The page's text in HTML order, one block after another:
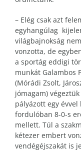
– Elég csak azt
egyhangúlag
világbajnokság
vonzotta, de
a sportág eddigi
munkát Galambos
(Mórádi Zsolt,
jómagam)
pályázott egy
fordulóban 8-0-s
mellett. Túl a
kétezer embert
vendégéjszakát is